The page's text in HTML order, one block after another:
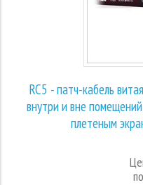
RC5 - патч-кабель
внутри и вне
плетеным